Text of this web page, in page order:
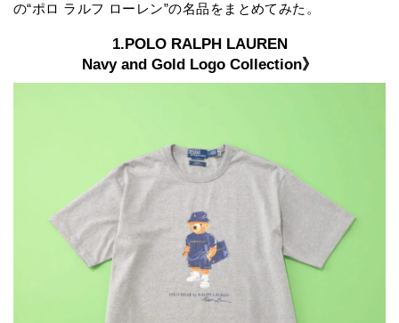
の“ポロ ラルフ ローレン”の名品をまとめてみた。
1.POLO RALPH LAUREN
Navy and Gold Logo Collection》